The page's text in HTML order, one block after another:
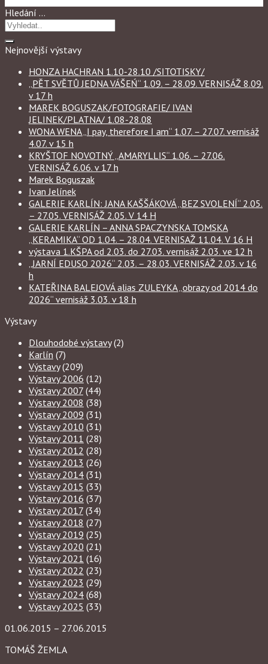
Hledání …
Nejnovější výstavy
HONZA HACHRAN 1.10-28.10 /SITOTISKY/
„PĚT SVĚTŮ JEDNA VÁŠEŃ“ 1.09. – 28.09. VERNISÁŽ 8.09.
v 17 h
MAREK BOGUSZAK/FOTOGRAFIE/ IVAN
JELINEK/PLATNA/ 1.08-28.08
WONA WENA „I pay, therefore I am“ 1.07. – 27.07. vernisáž
4.07. v 15 h
KRYŠTOF NOVOTNÝ „AMARYLLIS“ 1.06. – 27.06.
VERNISÁŽ 6.06. v 17 h
Marek Boguszak
Ivan Jelínek
GALERIE KARLÍN: JANA KAŠŠÁKOVÁ „BEZ SVOLENÍ“ 2.05.
– 27.05. VERNISÁŽ 2.05. V 14 H
GALERIE KARLÍN – ANNA SPACZYNSKA TOMSKA
„KERAMIKA“ OD 1.04. – 28.04. VERNISAŽ 11.04. V 16 H
výstava 1.KŠPA od 2.03. do 27.03. vernisáž 2.03. ve 12 h
„JARNÍ EDUSO 2026“ 2.03. – 28.03. VERNISÁŽ 2.03. v 16
h
KATEŘINA BALEJOVÁ alias ZULEYKA „obrazy od 2014 do
2026“ vernisáž 3.03. v 18 h
Výstavy
Dlouhodobé výstavy(2)
Karlín (7)
Výstavy(209)
Výstavy 2006 (12)
Výstavy 2007 (44)
Výstavy 2008 (38)
Výstavy 2009 (31)
Výstavy 2010 (31)
Výstavy 2011 (28)
Výstavy 2012 (28)
Výstavy 2013 (26)
Výstavy 2014 (31)
Výstavy 2015 (33)
Výstavy 2016 (37)
Výstavy 2017 (34)
Výstavy 2018 (27)
Výstavy 2019 (25)
Výstavy 2020 (21)
Výstavy 2021 (16)
Výstavy 2022 (23)
Výstavy 2023 (29)
Výstavy 2024 (68)
Výstavy 2025 (33)
01.06.2015 – 27.06.2015
TOMÁŠ ŽEMLA